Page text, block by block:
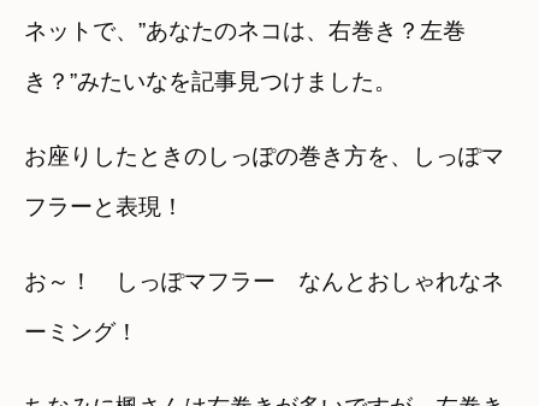
ネットで、”あなたのネコは、右巻き？左巻
き？”みたいなを記事見つけました。
お座りしたときのしっぽの巻き方を、しっぽマ
フラーと表現！
お～！ しっぽマフラー なんとおしゃれなネ
ーミング！